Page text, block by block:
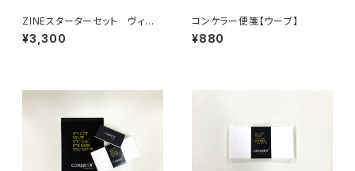
ZINEスターターセット ヴィン
テージ
¥3,300
コンケラー便箋【ウーブ】
¥880